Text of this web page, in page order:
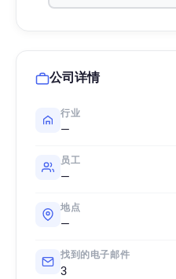
公司详情
行业
—
员工
—
地点
—
找到的电子邮件
3